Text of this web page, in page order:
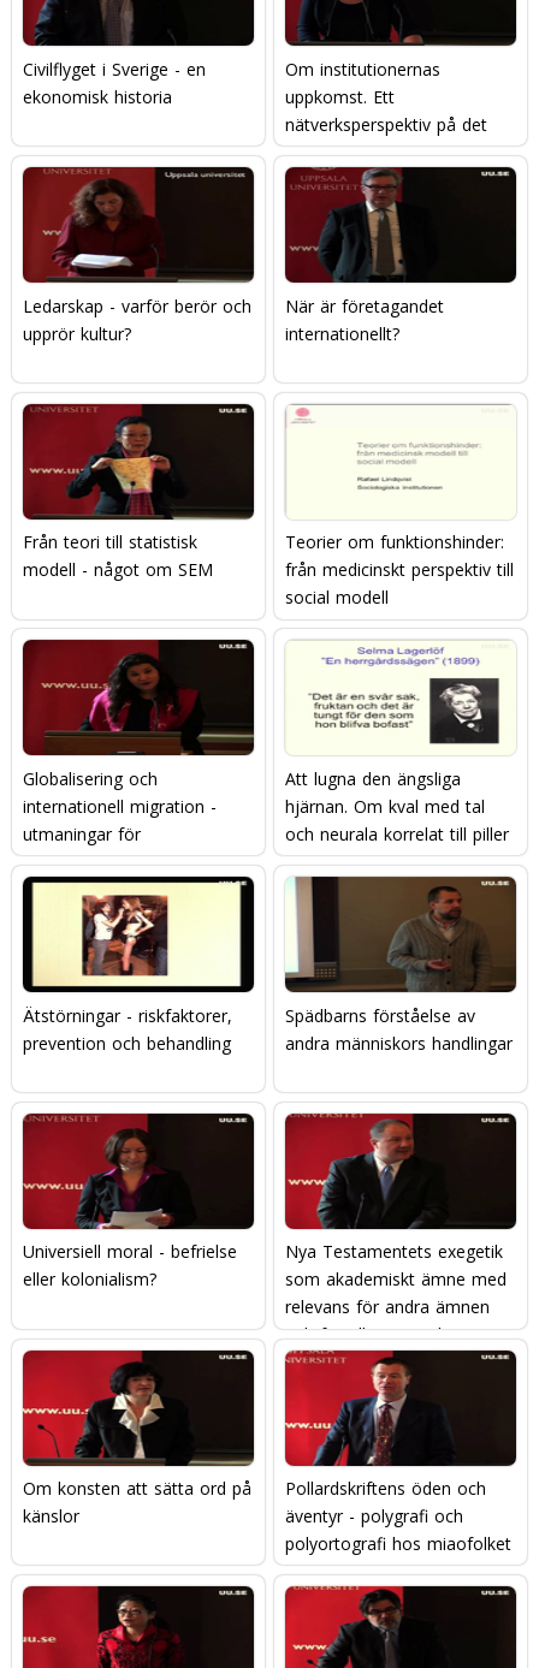
Civilflyget i Sverige - en
ekonomisk historia
Om institutionernas
uppkomst. Ett
nätverksperspektiv på det
moderna.
Ledarskap - varför berör och
upprör kultur?
När är företagandet
internationellt?
Från teori till statistisk
modell - något om SEM
Teorier om funktionshinder:
från medicinskt perspektiv till
social modell
Globalisering och
internationell migration -
utmaningar för
äldreomsorgen
Att lugna den ängsliga
hjärnan. Om kval med tal
och neurala korrelat till piller
och prat.
Ätstörningar - riskfaktorer,
prevention och behandling
Spädbarns förståelse av
andra människors handlingar
Universiell moral - befrielse
eller kolonialism?
Nya Testamentets exegetik
som akademiskt ämne med
relevans för andra ämnen
och för alla människor
Om konsten att sätta ord på
känslor
Pollardskriftens öden och
äventyr - polygrafi och
polyortografi hos miaofolket
i sydvästra Kina